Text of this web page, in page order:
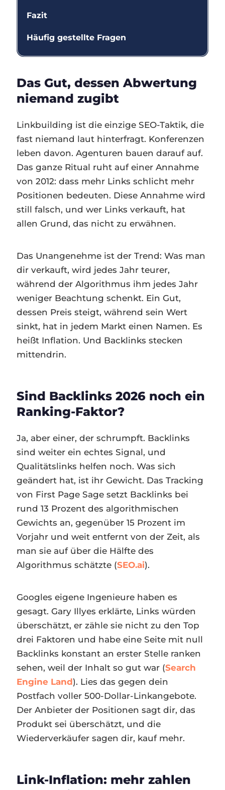
Fazit
Häufig gestellte Fragen
Das Gut, dessen Abwertung
niemand zugibt
Linkbuilding ist die einzige SEO-Taktik, die
fast niemand laut hinterfragt. Konferenzen
leben davon. Agenturen bauen darauf auf.
Das ganze Ritual ruht auf einer Annahme
von 2012: dass mehr Links schlicht mehr
Positionen bedeuten. Diese Annahme wird
still falsch, und wer Links verkauft, hat
allen Grund, das nicht zu erwähnen.
Das Unangenehme ist der Trend: Was man
dir verkauft, wird jedes Jahr teurer,
während der Algorithmus ihm jedes Jahr
weniger Beachtung schenkt. Ein Gut,
dessen Preis steigt, während sein Wert
sinkt, hat in jedem Markt einen Namen. Es
heißt Inflation. Und Backlinks stecken
mittendrin.
Sind Backlinks 2026 noch ein
Ranking-Faktor?
Ja, aber einer, der schrumpft. Backlinks
sind weiter ein echtes Signal, und
Qualitätslinks helfen noch. Was sich
geändert hat, ist ihr Gewicht. Das Tracking
von First Page Sage setzt Backlinks bei
rund 13 Prozent des algorithmischen
Gewichts an, gegenüber 15 Prozent im
Vorjahr und weit entfernt von der Zeit, als
man sie auf über die Hälfte des
Algorithmus schätzte (SEO.ai).
Googles eigene Ingenieure haben es
gesagt. Gary Illyes erklärte, Links würden
überschätzt, er zähle sie nicht zu den Top
drei Faktoren und habe eine Seite mit null
Backlinks konstant an erster Stelle ranken
sehen, weil der Inhalt so gut war (Search
Engine Land). Lies das gegen dein
Postfach voller 500-Dollar-Linkangebote.
Der Anbieter der Positionen sagt dir, das
Produkt sei überschätzt, und die
Wiederverkäufer sagen dir, kauf mehr.
Link-Inflation: mehr zahlen